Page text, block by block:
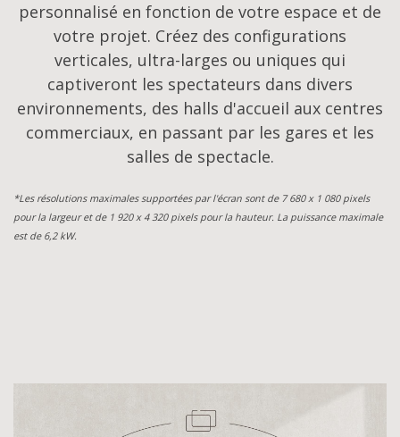
personnalisé en fonction de votre espace et de
votre projet. Créez des configurations
verticales, ultra-larges ou uniques qui
captiveront les spectateurs dans divers
environnements, des halls d'accueil aux centres
commerciaux, en passant par les gares et les
salles de spectacle.
*Les résolutions maximales supportées par l'écran sont de 7 680 x 1 080 pixels
pour la largeur et de 1 920 x 4 320 pixels pour la hauteur. La puissance maximale
est de 6,2 kW.